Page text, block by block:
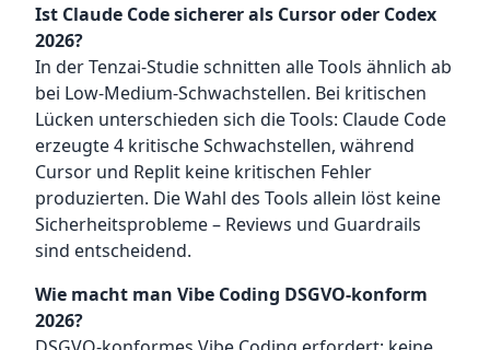
Ist Claude Code sicherer als Cursor oder Codex
2026?
In der Tenzai-Studie schnitten alle Tools ähnlich ab
bei Low-Medium-Schwachstellen. Bei kritischen
Lücken unterschieden sich die Tools: Claude Code
erzeugte 4 kritische Schwachstellen, während
Cursor und Replit keine kritischen Fehler
produzierten. Die Wahl des Tools allein löst keine
Sicherheitsprobleme – Reviews und Guardrails
sind entscheidend.
Wie macht man Vibe Coding DSGVO-konform
2026?